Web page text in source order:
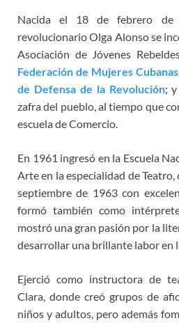
Nacida el 18 de febrero
revolucionario Olga Alonso se
Asociación de Jóvenes
Federación de Mujeres Cubanas
de Defensa de la Revolución;
zafra del pueblo, al tiempo que
escuela de Comercio.
En 1961 ingresó en la Escuela
Arte en la especialidad de
septiembre de 1963 con
formó también como
mostró una gran pasión por la
desarrollar una brillante labor en
Ejerció como instructora de
Clara, donde creó grupos de
niños y adultos, pero además